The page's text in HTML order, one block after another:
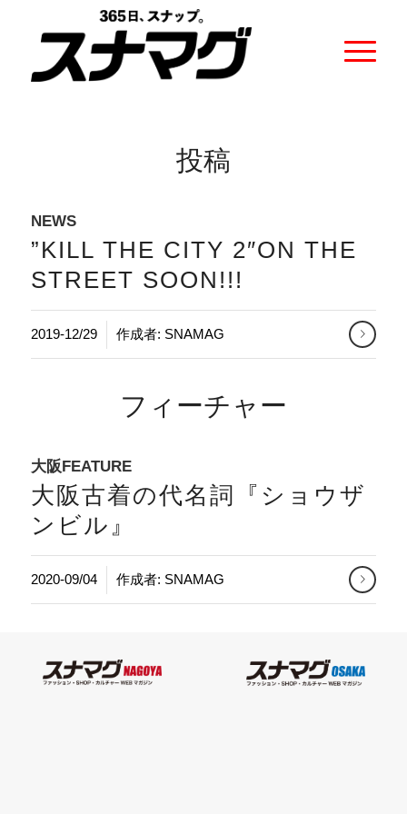
投稿
NEWS
”KILL THE CITY 2″ON THE
STREET SOON!!!
2019-12/29 作成者: SNAMAG
フィーチャー
大阪FEATURE
大阪古着の代名詞『ショウザ
ンビル』
2020-09/04 作成者: SNAMAG